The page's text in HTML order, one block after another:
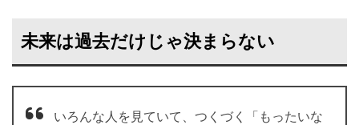
未来は過去だけじゃ決まらない
いろんな人を見ていて、つくづく「もったいな